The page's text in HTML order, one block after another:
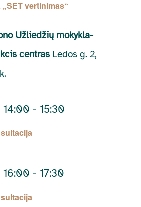
vertinimas“
Užliedžių mokykla-
centras Ledos g. 2,
14:00 - 15:30
16:00 - 17:30